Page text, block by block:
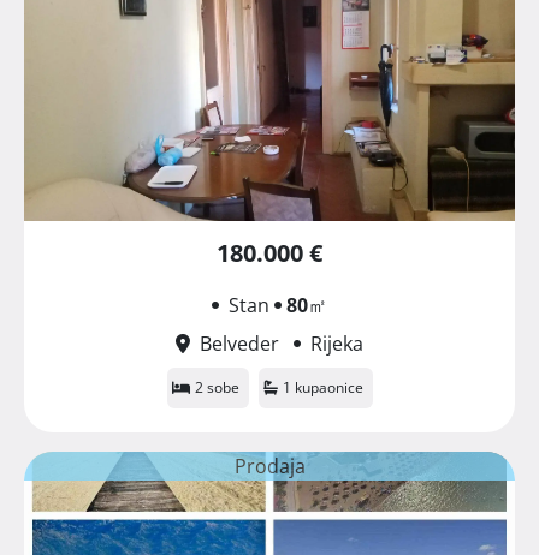
180.000 €
Stan 80㎡
Belveder
Rijeka
2 sobe 1 kupaonice
Prodaja